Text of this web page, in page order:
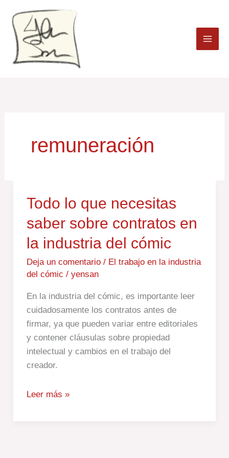
contenido
remuneración
Todo lo que necesitas
saber sobre contratos en
la industria del cómic
Deja un comentario / El trabajo en la industria
del cómic / yensan
En la industria del cómic, es importante leer
cuidadosamente los contratos antes de
firmar, ya que pueden variar entre editoriales
y contener cláusulas sobre propiedad
intelectual y cambios en el trabajo del
creador.
Todo
que
necesitas
sobre
en
la
industria
del
cómic
Leer más »